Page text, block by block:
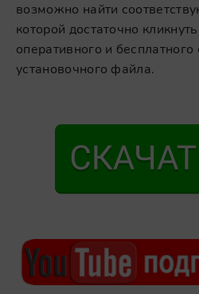
возможно найти
которой достаточно
оперативного и бесплатного
установочного файла.